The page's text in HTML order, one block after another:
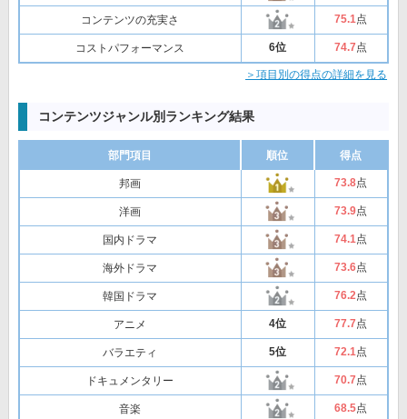
コンテンツの充実さ 75.1点
コストパフォーマンス 6位 74.7点
＞項目別の得点の詳細を見る
コンテンツジャンル別ランキング結果
部門項目 順位 得点
邦画 73.8点
洋画 73.9点
国内ドラマ 74.1点
海外ドラマ 73.6点
韓国ドラマ 76.2点
アニメ 4位 77.7点
バラエティ 5位 72.1点
ドキュメンタリー 70.7点
音楽 68.5点